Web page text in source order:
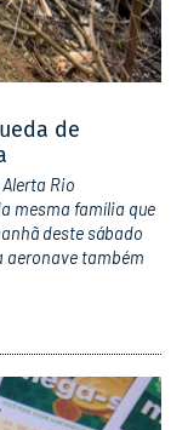
de
Rio
mesma família que
deste sábado
aeronave também